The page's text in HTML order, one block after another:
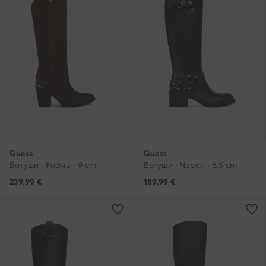
Guess
Ботуши · Кафяв · 9 cm
239,99 €
Guess
Ботуши · Черен · 6.5 cm
189,99 €